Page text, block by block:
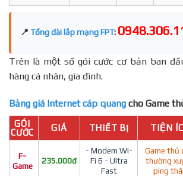
📍 Tổng đài lắp mạng FPT:
Trên là một số gói cước cơ bản ban
hàng cá nhân, gia đình.
Bảng giá Internet cáp quang cho Game
GÓI
CƯỚC
GIÁ THIẾT BỊ TIỆN
F-
Game
235.000đ
- Modem Wi-
Fi 6 - Ultra
Fast
Game thủ
thường
ping